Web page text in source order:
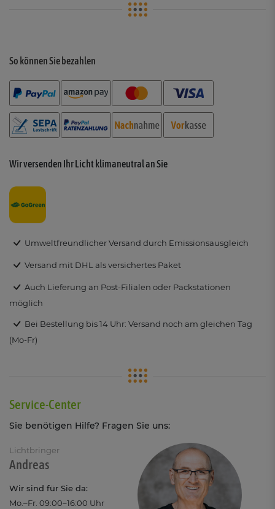
So können Sie bezahlen
Wir versenden Ihr Licht klimaneutral an Sie
Umweltfreundlicher Versand durch Emissionsausgleich
Versand mit DHL als versichertes Paket
Auch Lieferung an Post-Filialen oder Packstationen
möglich
Bei Bestellung bis 14 Uhr: Versand noch am gleichen Tag
(Mo-Fr)
Service-Center
Sie benötigen Hilfe? Fragen Sie uns:
Lichtbringer
Andreas
Wir sind für Sie da:
Mo.–Fr. 09:00–16:00 Uhr